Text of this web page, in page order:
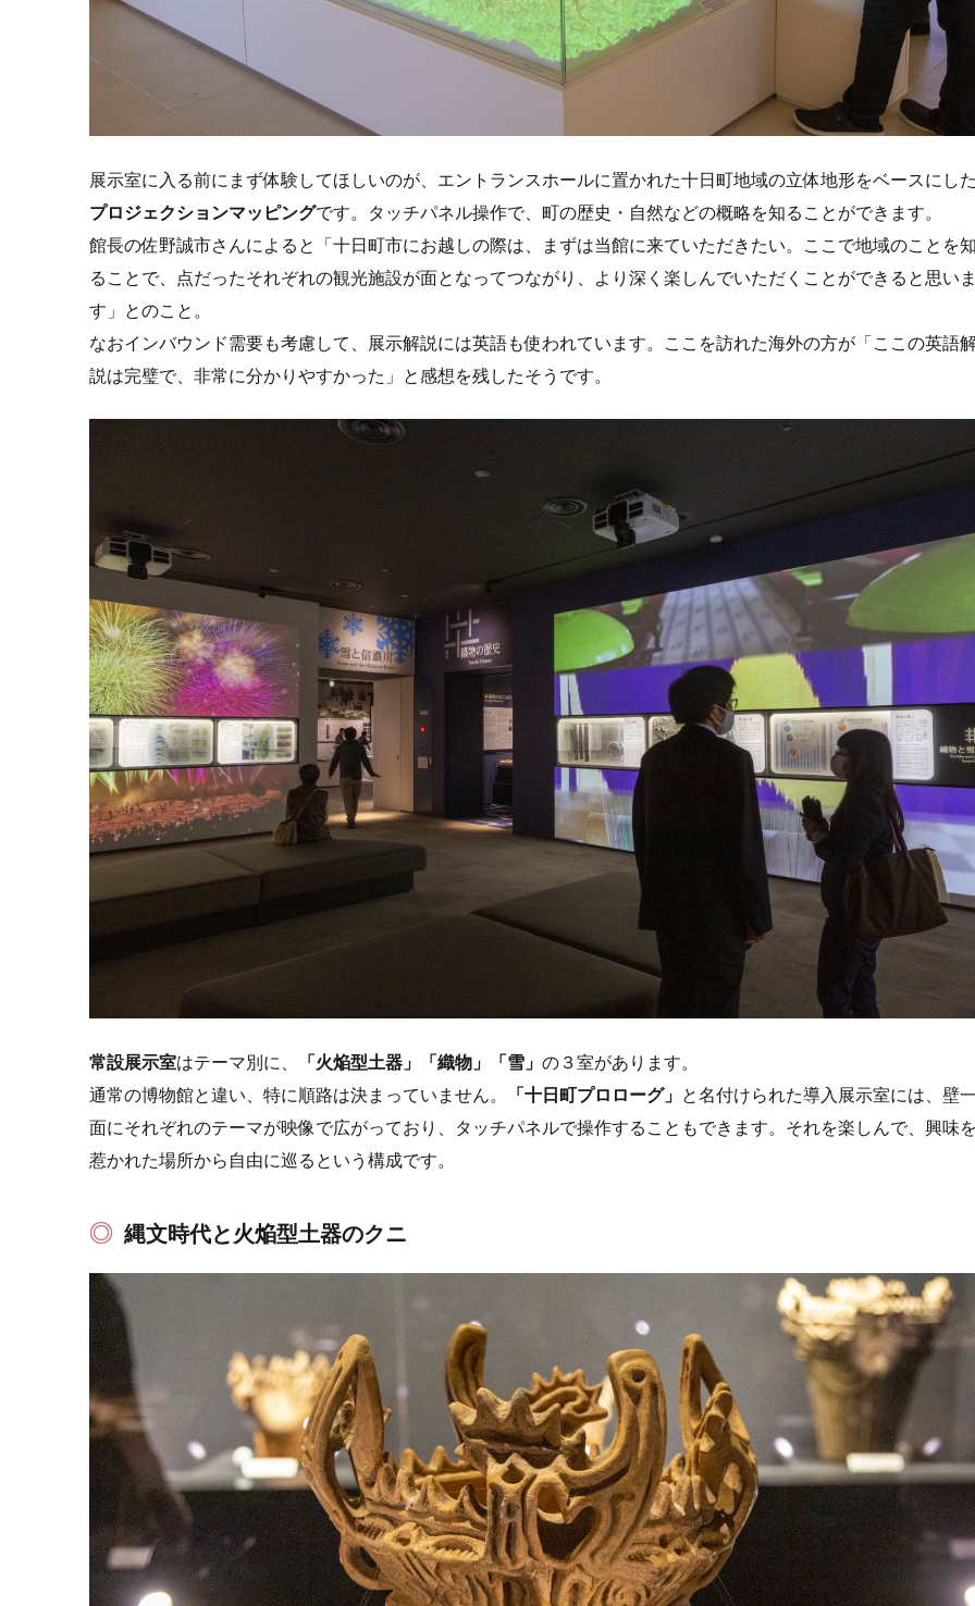
展示室に入る前にまず体験してほしいのが、エントランスホールに置かれた十日町地域の立体地形をベースにし
プロジェクションマッピングです。タッチパネル操作で、町の歴史・自然などの概略を知ることができます。
館長の佐野誠市さんによると「十日町市にお越しの際は、まずは当館に来ていただきたい。ここで地域のことを
ることで、点だったそれぞれの観光施設が面となってつながり、より深く楽しんでいただくことができると思い
す」とのこと。
なおインバウンド需要も考慮して、展示解説には英語も使われています。ここを訪れた海外の方が「ここの英語
説は完璧で、非常に分かりやすかった」と感想を残したそうです。
常設展示室はテーマ別に、 「火焔型土器」「織物」「雪」 の３室があります。
通常の博物館と違い、特に順路は決まっていません。
「十日町プロローグ」 と名付けられた導入展示室には、壁
面にそれぞれのテーマが映像で広がっており、タッチパネルで操作することもできます。それを楽しんで、興味
惹かれた場所から自由に巡るという構成です。
縄文時代と火焔型土器のクニ